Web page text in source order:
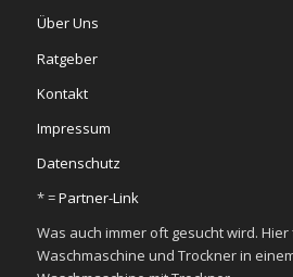
Über Uns
Ratgeber
Kontakt
Impressum
Datenschutz
* =Partner-Link
Was auch immer oft gesucht wird.
Waschmaschine und Trockner in